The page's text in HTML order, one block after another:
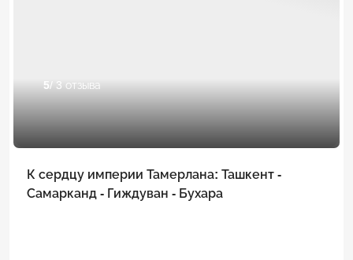
5/ 3 отзыва
К сердцу империи Тамерлана: Ташкент -
Самарканд - Гиждуван - Бухара